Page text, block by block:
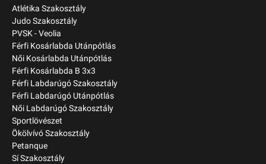
Atlétika Szakosztály
Judo Szakosztály
PVSK - Veolia
Férfi Kosárlabda Utánpótlás
Női Kosárlabda Utánpótlás
Férfi Kosárlabda B 3x3
Férfi Labdarúgó Szakosztály
Férfi Labdarúgó Utánpótlás
Női Labdarúgó Szakosztály
Sportlövészet
Ökölvívó Szakosztály
Petanque
Sí Szakosztály